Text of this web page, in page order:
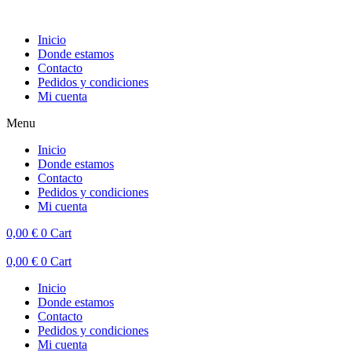
Inicio
Donde estamos
Contacto
Pedidos y condiciones
Mi cuenta
Menu
Inicio
Donde estamos
Contacto
Pedidos y condiciones
Mi cuenta
0,00 € 0 Cart
0,00 € 0 Cart
Inicio
Donde estamos
Contacto
Pedidos y condiciones
Mi cuenta